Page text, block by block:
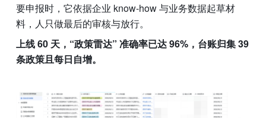
要申报时，它依据企业 know-how 与业务数据起草材
料，人只做最后的审核与放行。
上线 60 天，“政策雷达” 准确率已达 96%，台账归集 39
条政策且每日自增。